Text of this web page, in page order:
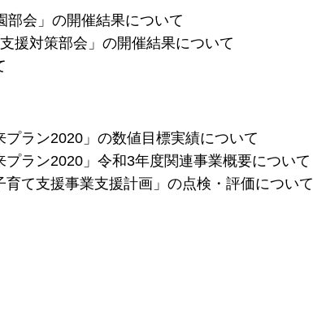
部会」の開催結果について
援対策部会」の開催結果について
プラン2020」の数値目標実績について
プラン2020」令和3年度関連事業概要について
育て支援事業支援計画」の点検・評価について